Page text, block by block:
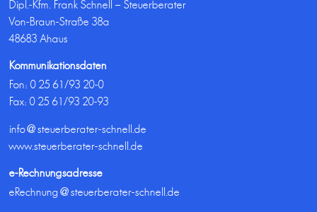
Dipl.-Kfm. Frank Schnell – Steuerberater
Von-Braun-Straße 38a
48683 Ahaus
Kommunikationsdaten
Fon:0 25 61/93 20-0
Fax: 0 25 61/93 20-93
info@steuerberater-schnell.de
www.steuerberater-schnell.de
e-Rechnungsadresse
eRechnung@steuerberater-schnell.de